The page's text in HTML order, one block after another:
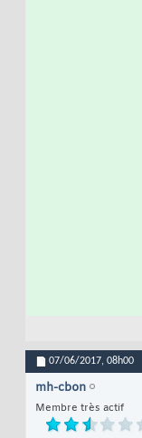
07/06/2017, 08h00
mh-cbon
Membre très actif